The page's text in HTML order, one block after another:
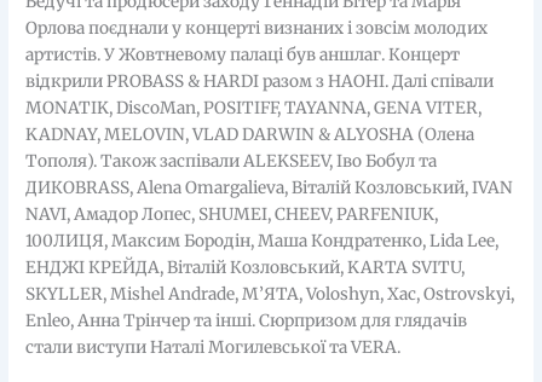
Орлова поєднали у концерті визнаних і зовсім молодих
артистів. У Жовтневому палаці був аншлаг. Концерт
відкрили PROBASS & HARDI разом з НАОНІ. Далі співали
MONATIK, DiscoMan, POSITIFF, TAYANNA, GENA VITER,
KADNAY, MELOVIN, VLAD DARWIN & ALYOSHA (Олена
Тополя). Також заспівали ALEKSEEV, Іво Бобул та
ДИКОBRASS, Alena Omargalieva, Віталій Козловський, IVAN
NAVI, Амадор Лопес, SHUMEI, CHEEV, PARFENIUK,
100ЛИЦЯ, Максим Бородін, Маша Кондратенко, Lida Lee,
ЕНДЖІ КРЕЙДА, Віталій Козловський, KARTA SVITU,
SKYLLER, Mishel Andrade, М’ЯТА, Voloshyn, Хас, Ostrovskyi,
Enleo, Анна Трінчер та інші. Сюрпризом для глядачів
стали виступи Наталі Могилевської та VERA.